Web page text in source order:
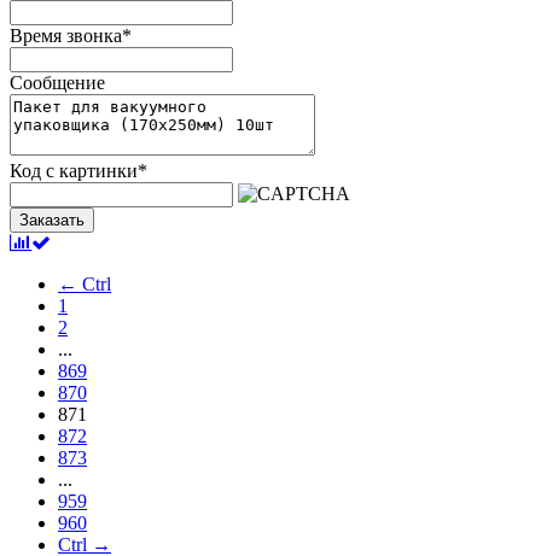
Время звонка*
Сообщение
Код с картинки*
Заказать
← Ctrl
1
2
...
869
870
871
872
873
...
959
960
Ctrl →